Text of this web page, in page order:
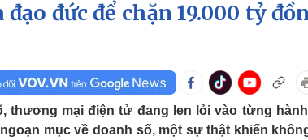
Infographic
đấu bóng đá
thể thao
Ô tô - Xe máy
Ô tô
Xe máy
Tư vấn
đức để chặn 19.000 tỷ
thương mại điện tử đang len lỏi vào từng
mục về doanh số, một sự thật khiến